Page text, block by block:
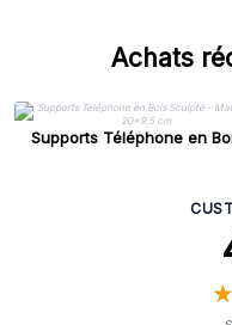
Achats
Supports Téléphone en
★
★